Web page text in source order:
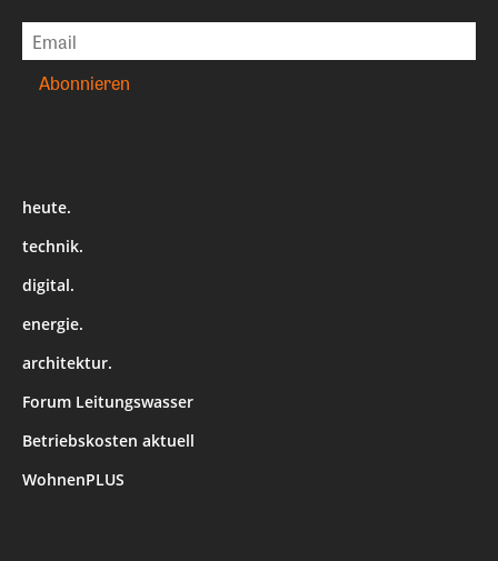
heute.
technik.
digital.
energie.
architektur.
Forum Leitungswasser
Betriebskosten aktuell
WohnenPLUS